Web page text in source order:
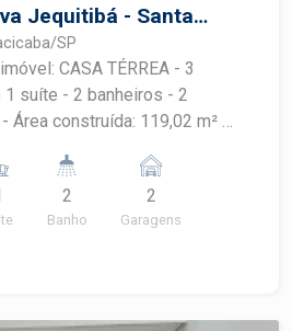
Jequitibá - Santa
SPSP
TÉRREA - 3
suíte - 2 banheiros - 2
esquerda e direita. KIT
1,10x2,10m COR
2
Banho
2
Garagens